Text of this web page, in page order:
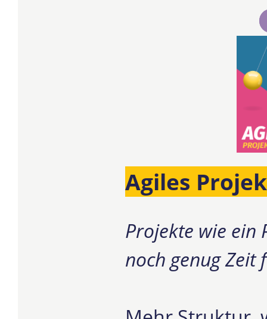
Agiles
Projekte wie ein
noch genug Zeit